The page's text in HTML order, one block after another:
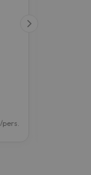
/pers.